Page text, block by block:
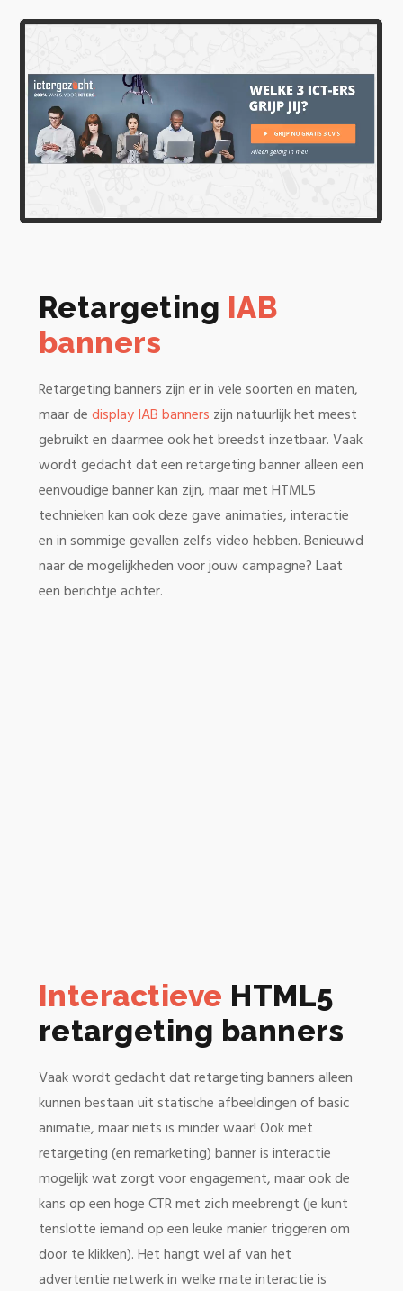
Retargeting IAB
banners
Retargeting banners zijn er in vele soorten en maten,
maar dedisplay IAB banners zijn natuurlijk het meest
gebruikt en daarmee ook het breedst inzetbaar. Vaak
wordt gedacht dat een retargeting banner alleen een
eenvoudige banner kan zijn, maar met HTML5
technieken kan ook deze gave animaties, interactie
en in sommige gevallen zelfs video hebben. Benieuwd
naar de mogelijkheden voor jouw campagne? Laat
een berichtje achter.
Interactieve HTML5
retargeting banners
Vaak wordt gedacht dat retargeting banners alleen
kunnen bestaan uit statische afbeeldingen of basic
animatie, maar niets is minder waar! Ook met
retargeting (en remarketing) banner is interactie
mogelijk wat zorgt voor engagement, maar ook de
kans op een hoge CTR met zich meebrengt (je kunt
tenslotte iemand op een leuke manier triggeren om
door te klikken). Het hangt wel af van het
advertentie netwerk in welke mate interactie is